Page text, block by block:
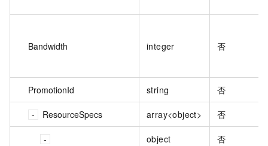
Bandwidth integer 否
PromotionId string 否
ResourceSpecs array<object> 否
object 否